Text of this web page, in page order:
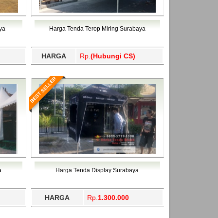
Trenggalek, Tual, Tuban, Tulang
Yalimo, Yogyakarta.
Temanggung, Ternate, Tidore Kepulauan,
Trenggalek, Tual, Tuban, Tulang
Yalimo, Yogyakarta.
Harga Tenda Terop Miring Surabaya
HARGA Rp. (Hubungi CS)
BEST SELLER
Harga Tenda Display Surabaya
HARGA Rp. 1.300.000